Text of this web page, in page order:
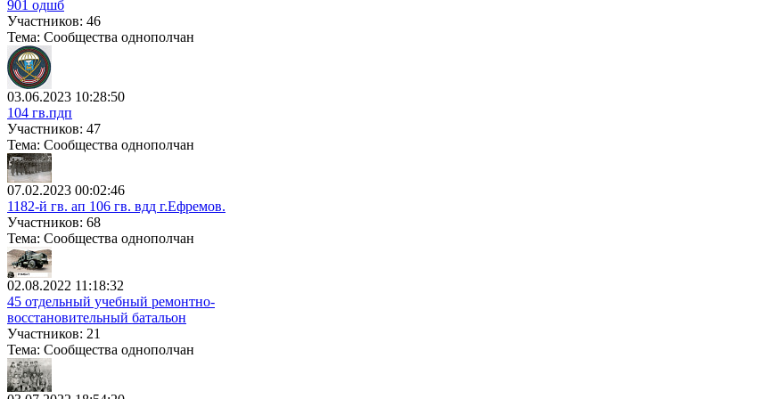
901 одшб
Участников: 46
Тема: Сообщества однополчан
03.06.2023 10:28:50
104 гв.пдп
Участников: 47
Тема: Сообщества однополчан
07.02.2023 00:02:46
1182-й гв. ап 106 гв. вдд г.Ефремов.
Участников: 68
Тема: Сообщества однополчан
02.08.2022 11:18:32
45 отдельный учебный ремонтно-
восстановительный батальон
Участников: 21
Тема: Сообщества однополчан